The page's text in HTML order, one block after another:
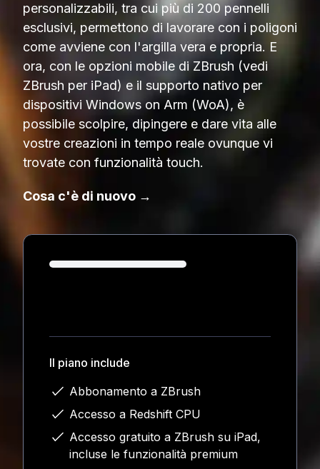
personalizzabili, tra cui più di 200 pennelli
esclusivi, permettono di lavorare con i poligoni
come avviene con l'argilla vera e propria. E
ora, con le opzioni mobile di ZBrush (vedi
ZBrush per iPad) e il supporto nativo per
dispositivi Windows on Arm (WoA), è
possibile scolpire, dipingere e dare vita alle
vostre creazioni in tempo reale ovunque vi
trovate con funzionalità touch.
Cosa c'è di nuovo →
Loading...
Il piano include
Abbonamento a ZBrush
Accesso a Redshift CPU
Accesso gratuito a ZBrush su iPad,
incluse le funzionalità premium